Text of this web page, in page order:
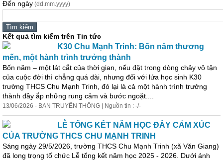
Đến ngày (dd.mm.yyyy)
Kết quả tìm kiếm trên Tin tức
K30 Chu Mạnh Trinh: Bốn năm thương
mến, một hành trình trưởng thành
Bốn năm – một lát cắt của thời gian, nếu đặt trong dòng chảy vô tận
của cuộc đời thì chẳng quá dài, nhưng đối với lứa học sinh K30
trường THCS Chu Mạnh Trinh, đó lại là cả một hành trình trưởng
thành đầy ắp những rung cảm và bước ngoặt....
13/06/2026 - BAN TRUYỀN THÔNG | Nguồn tin : -/-
LỄ TỔNG KẾT NĂM HỌC ĐẦY CẢM XÚC
CỦA TRƯỜNG THCS CHU MẠNH TRINH
Sáng ngày 29/5/2026, trường THCS Chu Mạnh Trinh (xã Văn Giang)
đã long trọng tổ chức Lễ tổng kết năm học 2025 - 2026. Dưới ánh